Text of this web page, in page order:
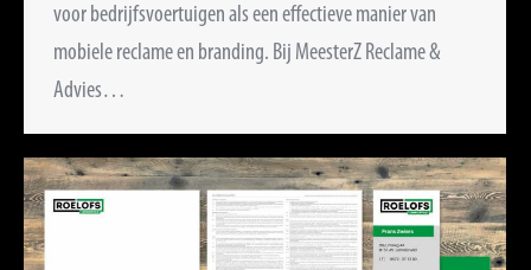
voor bedrijfsvoertuigen als een effectieve manier van
mobiele reclame en branding. Bij MeesterZ Reclame &
Advies…